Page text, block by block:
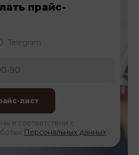
прайс-
Telegram
в соответствии с
Персональных данных